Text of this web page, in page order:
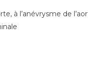
à l’anévrysme de